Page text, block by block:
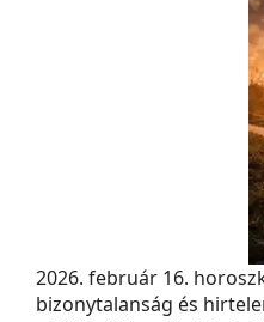
2026. február 16.
bizonytalanság és